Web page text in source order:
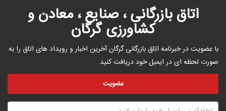
اتاق بازرگانی ، صنایع ، معادن و
کشاورزی گرگان
با عضویت در خبرنامه اتاق بازرگانی گرگان آخرین اخبار و رویداد های اتاق را به
صورت لحظه ای در ایمیل خود دریافت کنید.